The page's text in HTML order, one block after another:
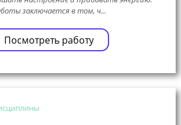
заключается в том, ч...
Посмотреть работу